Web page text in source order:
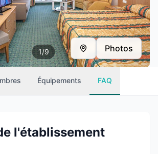
1/9 Photos
Équipements FAQ
l'établissement